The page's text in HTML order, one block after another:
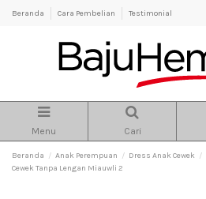
Beranda Cara Pembelian Testimonial
Menu Cari
Beranda Anak Perempuan Dress Anak Cewek
Cewek Tanpa Lengan Miauwli 2